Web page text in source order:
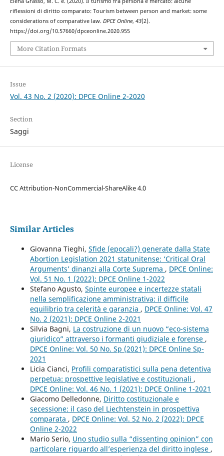
riflessioni di diritto comparato: Tourism between person and market: some
considerations of comparative law. DPCE Online, 43(2).
https://doi.org/10.57660/dpceonline.2020.955
More Citation Formats
Issue
Vol. 43 No. 2 (2020): DPCE Online 2-2020
Section
Saggi
License
CC Attribution-NonCommercial-ShareAlike 4.0
Similar Articles
Giovanna Tieghi, Sfide (epocali?) generate dalla State
Abortion Legislation 2021 statunitense: ‘Critical Oral
Arguments’ dinanzi alla Corte Suprema , DPCE Online:
Vol. 51 No. 1 (2022): DPCE Online 1-2022
Stefano Agusto, Spinte europee e incertezze statali
nella semplificazione amministrativa: il difficile
equilibrio tra celerità e garanzia , DPCE Online: Vol. 47
No. 2 (2021): DPCE Online 2-2021
Silvia Bagni, La costruzione di un nuovo “eco-sistema
giuridico” attraverso i formanti giudiziale e forense ,
DPCE Online: Vol. 50 No. Sp (2021): DPCE Online Sp-
2021
Licia Cianci, Profili comparatistici sulla pena detentiva
perpetua: prospettive legislative e costituzionali ,
DPCE Online: Vol. 46 No. 1 (2021): DPCE Online 1-2021
Giacomo Delledonne, Diritto costituzionale e
secessione: il caso del Liechtenstein in prospettiva
comparata , DPCE Online: Vol. 52 No. 2 (2022): DPCE
Online 2-2022
Mario Serio, Uno studio sulla “dissenting opinion” con
particolare riguardo all’esperienza del diritto inglese ,